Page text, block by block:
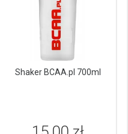
Shaker BCAA.pl 700ml